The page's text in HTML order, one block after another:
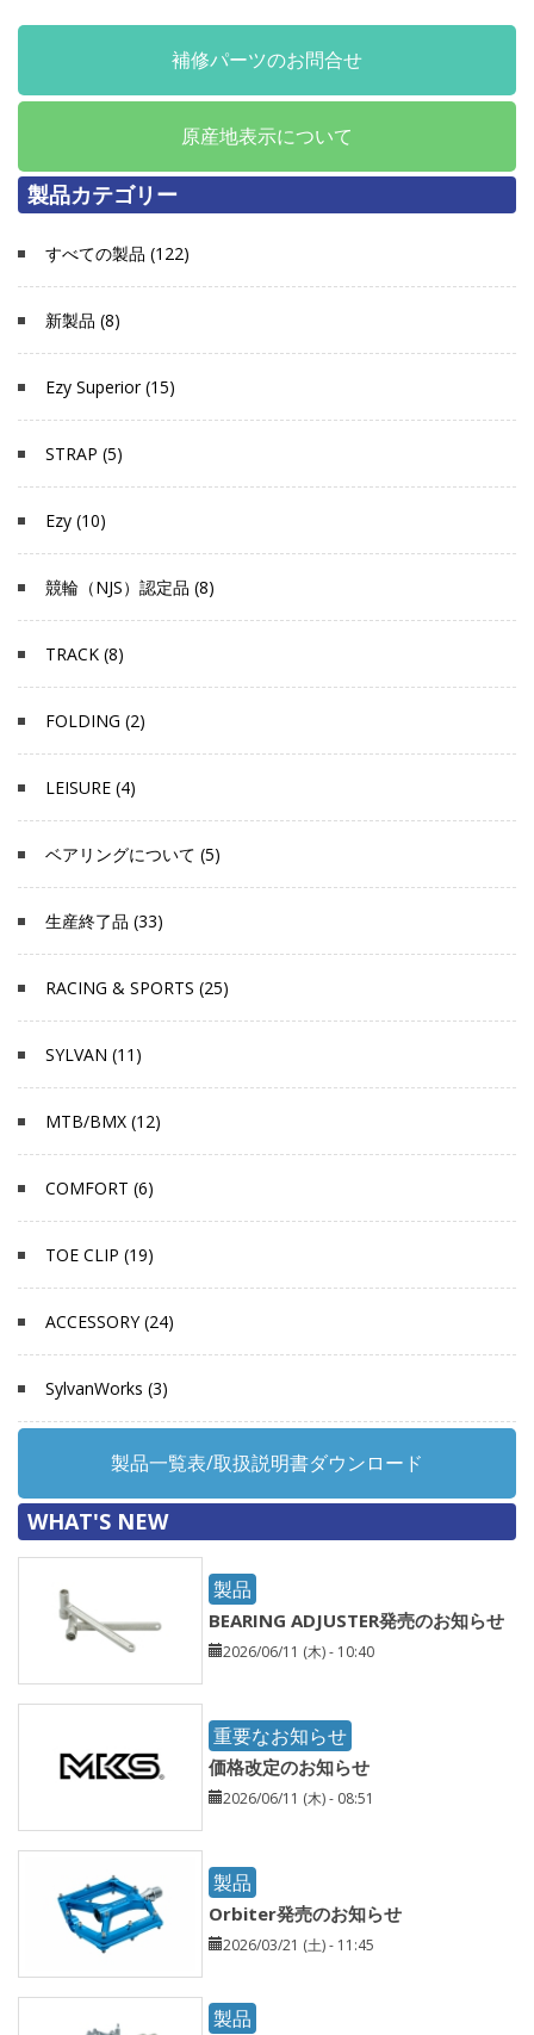
補修パーツのお問合せ
原産地表示について
製品カテゴリー
すべての製品 (122)
新製品 (8)
Ezy Superior (15)
STRAP (5)
Ezy (10)
競輪（NJS）認定品 (8)
TRACK (8)
FOLDING (2)
LEISURE (4)
ベアリングについて (5)
生産終了品 (33)
RACING & SPORTS (25)
SYLVAN (11)
MTB/BMX (12)
COMFORT (6)
TOE CLIP (19)
ACCESSORY (24)
SylvanWorks (3)
製品一覧表/取扱説明書ダウンロード
WHAT'S NEW
製品
BEARING ADJUSTER発売のお知らせ
2026/06/11 (木) - 10:40
重要なお知らせ
価格改定のお知らせ
2026/06/11 (木) - 08:51
製品
Orbiter発売のお知らせ
2026/03/21 (土) - 11:45
製品